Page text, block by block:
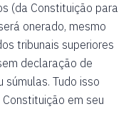
(da Constituição para
onerado, mesmo
tribunais superiores
declaração de
súmulas. Tudo isso
em seu